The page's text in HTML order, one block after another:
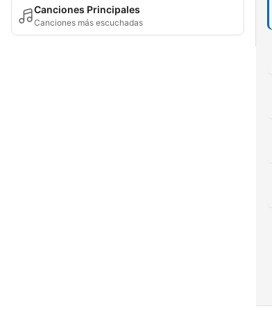
Canciones Principales
Canciones más escuchadas